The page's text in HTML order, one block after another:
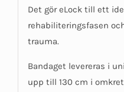
Det gör eLock till ett
rehabiliteringsfasen
trauma.
Bandaget levereras i
upp till 130 cm i